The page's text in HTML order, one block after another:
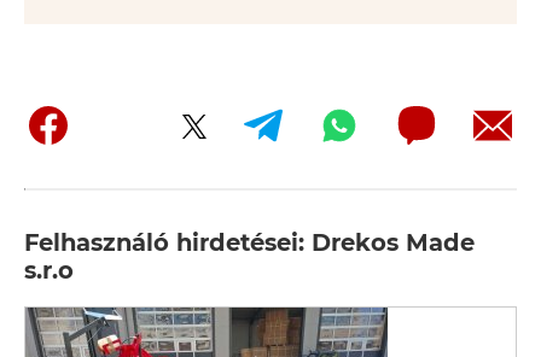
Felhasználó hirdetései: Drekos Made
s.r.o